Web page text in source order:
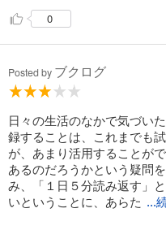
ることによりその質も効果
0
Posted by ブクログ
日々の生活のなかで気づい
録することは、これまでも
が、あまり活用することが
あるのだろうかという疑問
み、「１日５分読み返す」
いということに、あらた ...